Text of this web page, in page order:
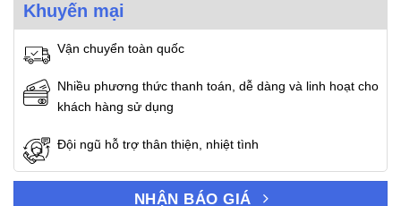
Khuyến mại
Vận chuyển toàn quốc
Nhiều phương thức thanh toán, dễ dàng và linh hoạt cho
khách hàng sử dụng
Đội ngũ hỗ trợ thân thiện, nhiệt tình
NHẬN BÁO GIÁ